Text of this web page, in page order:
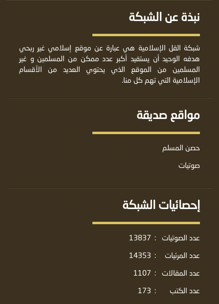
نبذة عن الشبكة
شبكة القل الإسلامية هي عبارة عن موقع إسلامي غير ربحي
هدفه الوحيد أن يستفيد أكبر عدد ممكن من المسلمين و غير
المسلمين من الموقع الذي يحتوي العديد من الأقسام
الإسلامية التي تهم كل منا.
مواقع صديقة
حصن المسلم
صوتيات
إحصائيات الشبكة
عدد الصوتيات :
13837
عدد المرئيات
:
14353
عدد المقالات
:
1107
عدد الكتب
:
173